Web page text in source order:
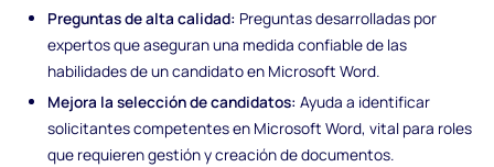
Preguntas de alta calidad: Preguntas desarrolladas por
expertos que aseguran una medida confiable de las
habilidades de un candidato en Microsoft Word.
Mejora la selección de candidatos: Ayuda a identificar
solicitantes competentes en Microsoft Word, vital para roles
que requieren gestión y creación de documentos.